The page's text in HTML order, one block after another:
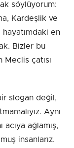
söylüyorum:
Kardeşlik ve
en
Bizler bu
Meclis çatısı
slogan değil,
Aynı
ağlamış,
insanlarız.